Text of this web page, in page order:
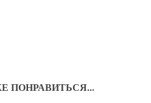
ПОНРАВИТЬСЯ...